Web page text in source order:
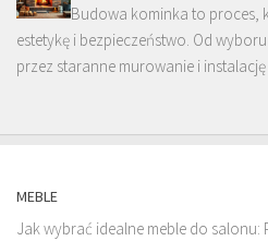
Budowa kominka to proces,
estetykę i bezpieczeństwo. Od
przez staranne murowanie i
MEBLE
Jak wybrać idealne meble do